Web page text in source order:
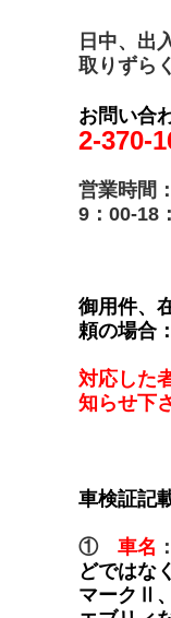
日中、出
取りずら
お問い合
2-370-
営業時間
9：00-18
御用件、
頼の場合：
対応した
知らせ下
車検証記
① 車名 ：
どではな
マークⅡ